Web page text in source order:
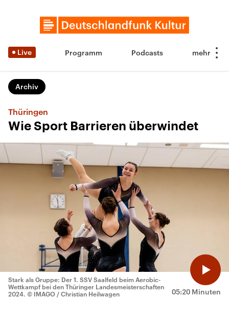
Live Programm Podcasts
Archiv
Thüringen
Wie Sport Barrieren überwindet
05:20 Minuten
Stark als Gruppe: Der 1. SSV Saalfeld beim Aerobic-
Wettkampf bei den Thüringer Landesmeisterschaften
2024. © IMAGO / Christian Heilwagen